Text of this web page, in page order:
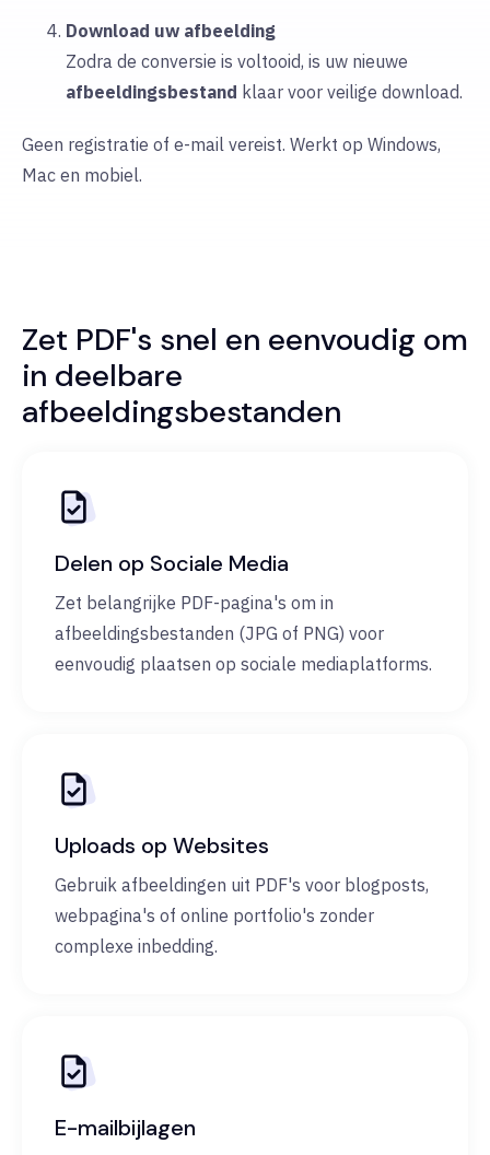
Download uw afbeelding
Zodra de conversie is voltooid, is uw nieuwe
afbeeldingsbestand klaar voor veilige download.
Geen registratie of e-mail vereist. Werkt op Windows,
Mac en mobiel.
Zet PDF's snel en eenvoudig om
in deelbare
afbeeldingsbestanden
Delen op Sociale Media
Zet belangrijke PDF-pagina's om in
afbeeldingsbestanden (JPG of PNG) voor
eenvoudig plaatsen op sociale mediaplatforms.
Uploads op Websites
Gebruik afbeeldingen uit PDF's voor blogposts,
webpagina's of online portfolio's zonder
complexe inbedding.
E-mailbijlagen